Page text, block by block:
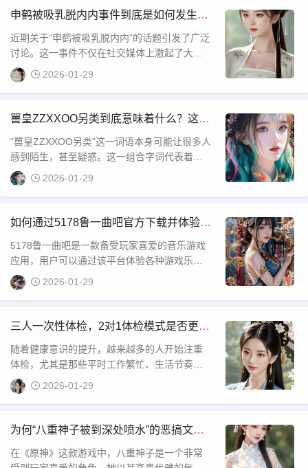
申鹤被吸乳脱内内事件到底是如何发生
的？公众隐私与道德边界如何平衡？
近期关于“申鹤被吸乳脱内内”的话题引发了广泛
讨论。这一事件不仅在社交媒体上激起了大量
热议，还引发了公众对某些话题的关注。申鹤
这一名字在很多人心中是个耳熟能详的明星，
厚的兴趣。那么，关于这一话题，究竟发生了
件的起因、过程以
2026-01-29
嘼皇ZZXXOO另类到底意味着什么？这种
另类网络文化现象有何深层含义？
“嘼皇ZZXXOO另类”这一词语本身可能让很多人
感到陌生，甚至疑惑。这一组合字词代表着一
种特定的网络文化或亚文化现象，通常带有一
些特定的含义和表现形式。在互联网的广阔世
在一定的文化背景下，由网友或群体创造出来
些传
2026-01-29
如何通过5178鲁一曲吧官方下载并体验丰
富音乐挑战？
5178鲁一曲吧是一款备受玩家喜爱的音乐游戏
应用，用户可以通过该平台体验各种游戏乐趣
和音乐挑战。如果你想下载并体验这款游戏，
官方的官方下载渠道无疑是最安全、最可靠的
官方下载，确保你能顺利完成安装并享受到这
2026-01-29
三人一次性体检，2对1体检模式是否更有
效？
随着健康意识的提升，越来越多的人开始注重
体检，尤其是那些平时工作繁忙、生活节奏较
快的现代人。在传统的体检方式中，通常是一
个人单独前往体检中心进行检查，而如今，新
2026-01-29
为何“八重神子被到深处喷水”的恶搞文化
在玩家中受到热议？
在《原神》这款游戏中，八重神子是一个非常